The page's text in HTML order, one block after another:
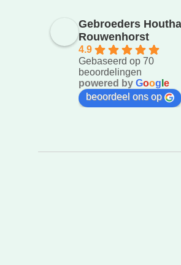
Gebroeders
Rouwenhorst
4.9
Gebaseerd op 70
beoordelingen
powered by Goog e
beoordeel ons op